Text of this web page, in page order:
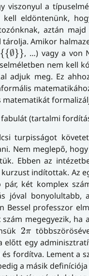
viszonyul a
eldöntenünk,
aztán
Amikor
{{∅}}
{{∅}} , …) vagy a von
nem kell
adjuk meg. Ez
matematikát
(tartalmi
turpisságot
Nem meglepő,
Ebben az
indítottak. Az
két komplex
jóval bonyolultabb,
Bessel professzor
megegyezik, ha
2π
2π
előtt egy
fordítva. Lement a
a másik